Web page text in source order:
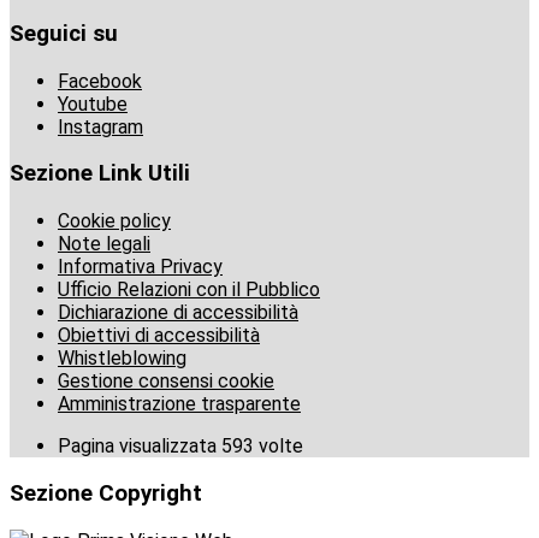
Seguici su
Facebook
Youtube
Instagram
Sezione Link Utili
Cookie policy
Note legali
Informativa Privacy
Ufficio Relazioni con il Pubblico
Dichiarazione di accessibilità
Obiettivi di accessibilità
Whistleblowing
Gestione consensi cookie
Amministrazione trasparente
Pagina visualizzata 593 volte
Sezione Copyright